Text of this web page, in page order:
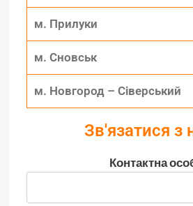
м. Прилуки
м. Сновськ
м. Новгород – Сіверський
Зв'язатися з
Контактна